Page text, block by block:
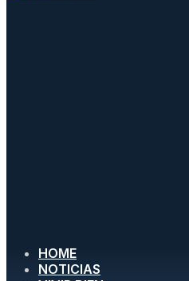
HOME
NOTICIAS